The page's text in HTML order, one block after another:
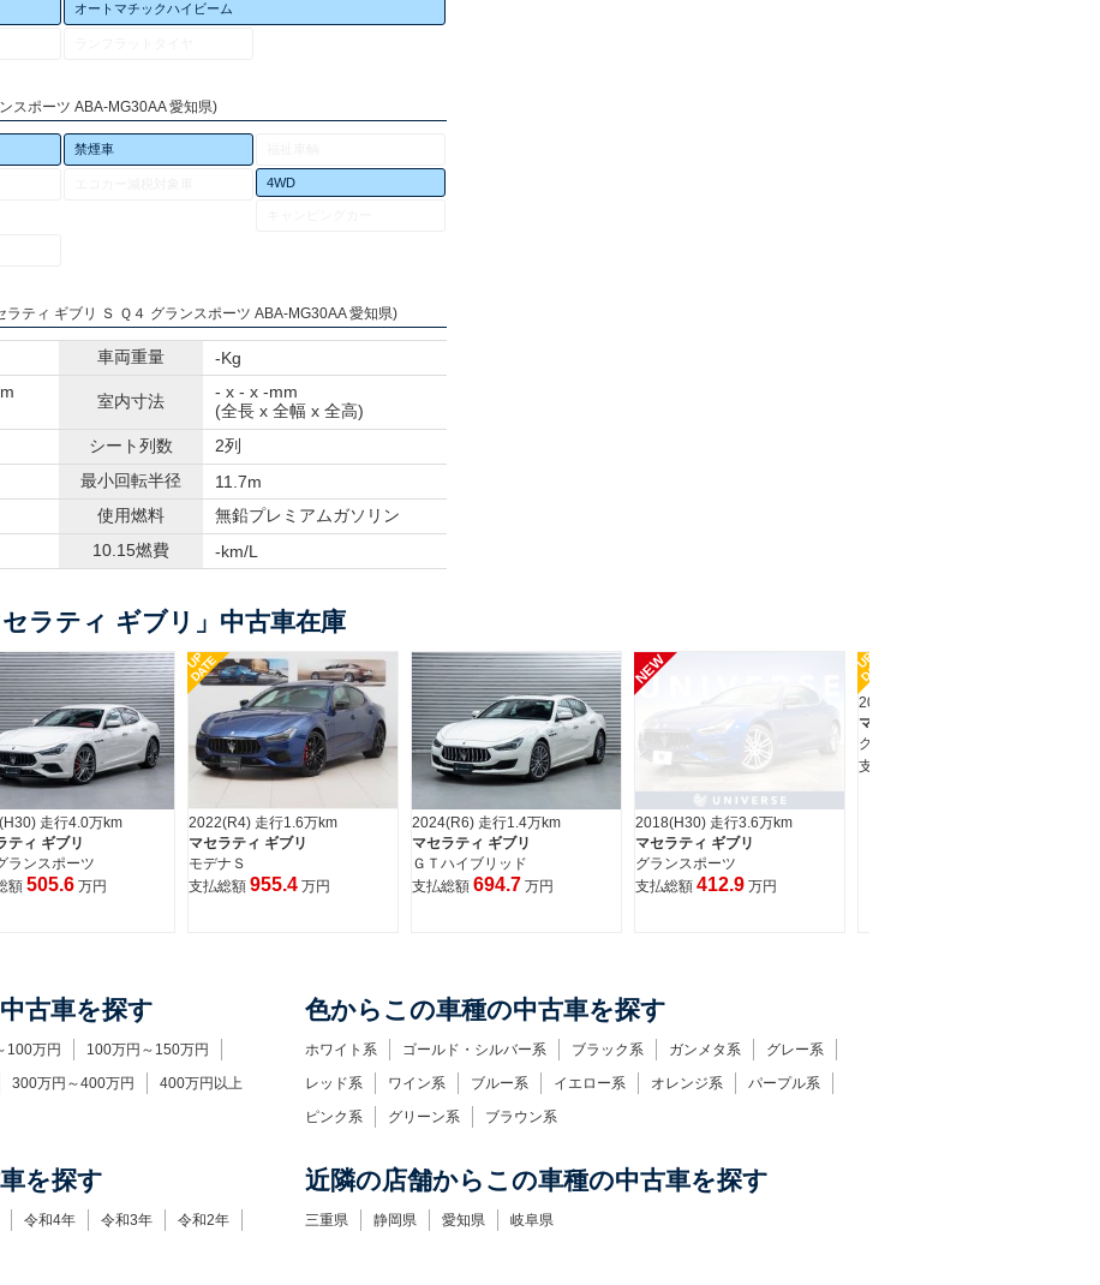
オートマチックハイビーム
スポーツ ABA-MG30AA 愛知県)
禁煙車
4WD
ラティ ギブリ Ｓ Ｑ４ グランスポーツ ABA-MG30AA 愛知県)
車両重量 -Kg
室内寸法
- x - x -mm
(全長 x 全幅 x 全高)
シート列数
2列
最小回転半径
11.7m
使用燃料
無鉛プレミアムガソリン
10.15燃費 -km/L
ラティ ギブリ」中古車在庫
走行4.0万km
ティ ギブリ
ランスポーツ
額 505.6 万円
UP
DATE
2022(R4) 走行1.6万km
マセラティ ギブリ
モデナＳ
支払総額 955.4 万円
2024(R6) 走行1.4万km
マセラティ ギブリ
ＧＴハイブリッド
支払総額 694.7 万円
NEW
2018(H30) 走行3.6万km
マセラティ ギブリ
グランスポーツ
支払総額 412.9 万円
UP
DATE
2019(R1) 走行4.2万km
マセラティ ギブリ
グランスポーツ
支払総額
古車を探す
100万円
100万円～150万円
300万円～400万円 400万円以上
色からこの車種の中古車を探す
ホワイト系 ゴールド・シルバー系 ブラック系 ガンメタ系
グレー系
レッド系
ワイン系 ブルー系 イエロー系 オレンジ系
パープル系
ピンク系
グリーン系 ブラウン系
を探す
令和4年 令和3年
令和2年
近隣の店舗からこの車種の中古車を探す
三重県 静岡県 愛知県 岐阜県